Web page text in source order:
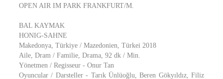
OPEN AIR IM PARK FRANKFURT/M.
BAL KAYMAK
HONIG-SAHNE
Makedonya, Türkiye / Mazedonien, Türkei 2018
Aile, Dram / Familie, Drama, 92 dk / Min.
Yönetmen / Regisseur - Onur Tan
Oyuncular / Darsteller - Tarık Ünlüoğlu, Beren Gökyıldız, Filiz